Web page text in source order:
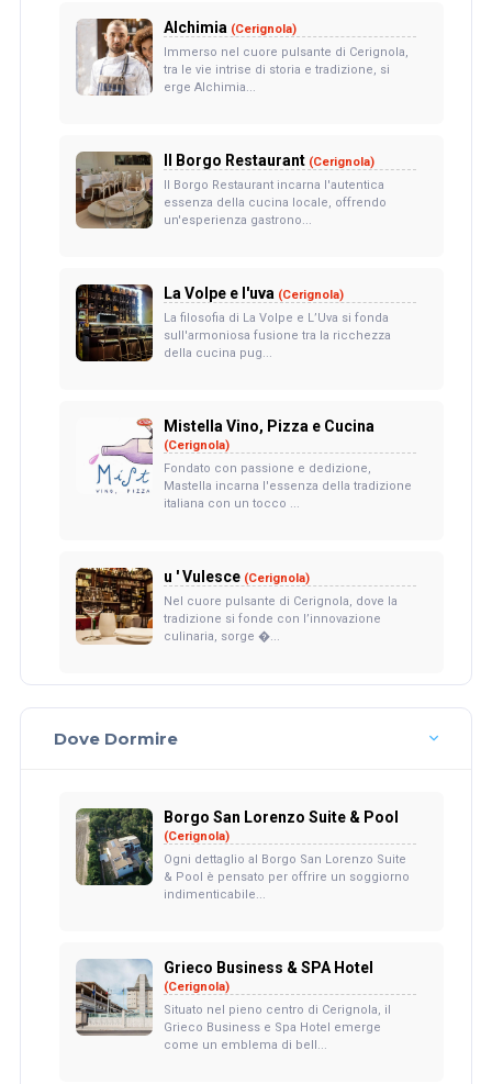
Alchimia (Cerignola)
Immerso nel cuore pulsante di Cerignola,
tra le vie intrise di storia e tradizione, si
erge Alchimia...
Il Borgo Restaurant (Cerignola)
Il Borgo Restaurant incarna l'autentica
essenza della cucina locale, offrendo
un'esperienza gastrono...
La Volpe e l'uva (Cerignola)
La filosofia di La Volpe e L’Uva si fonda
sull'armoniosa fusione tra la ricchezza
della cucina pug...
Mistella Vino, Pizza e Cucina
(Cerignola)
Fondato con passione e dedizione,
Mastella incarna l'essenza della tradizione
italiana con un tocco ...
u ' Vulesce (Cerignola)
Nel cuore pulsante di Cerignola, dove la
tradizione si fonde con l’innovazione
culinaria, sorge �...
Dove Dormire
Borgo San Lorenzo Suite & Pool
(Cerignola)
Ogni dettaglio al Borgo San Lorenzo Suite
& Pool è pensato per offrire un soggiorno
indimenticabile...
Grieco Business & SPA Hotel
(Cerignola)
Situato nel pieno centro di Cerignola, il
Grieco Business e Spa Hotel emerge
come un emblema di bell...